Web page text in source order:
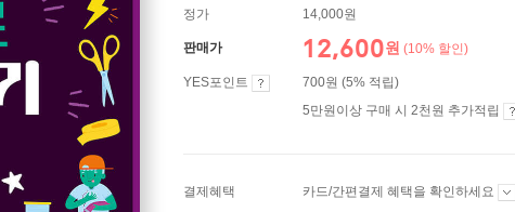
정가 14,000원
판매가 12,600원 (10% 할인)
YES포인트
700원 (5% 적립)
5만원이상 구매 시 2천원 추가적립
결제혜택 카드/간편결제 혜택을 확인하세요